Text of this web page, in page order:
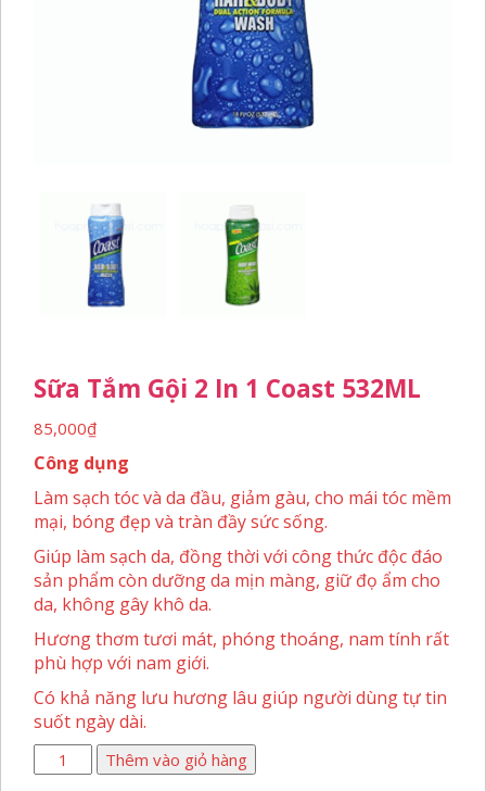
Sữa Tắm Gội 2 In 1 Coast 532ML
85,000₫
Công dụng
Làm sạch tóc và da đầu, giảm gàu, cho mái tóc mềm
mại, bóng đẹp và tràn đầy sức sống.
Giúp làm sạch da, đồng thời với công thức độc đáo
sản phẩm còn dưỡng da mịn màng, giữ đọ ẩm cho
da, không gây khô da.
Hương thơm tươi mát, phóng thoáng, nam tính rất
phù hợp với nam giới.
Có khả năng lưu hương lâu giúp người dùng tự tin
suốt ngày dài.
Sữa
Tắm
Thêm vào giỏ hàng